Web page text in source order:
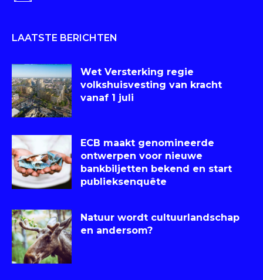
LAATSTE BERICHTEN
Wet Versterking regie
volkshuisvesting van kracht
vanaf 1 juli
ECB maakt genomineerde
ontwerpen voor nieuwe
bankbiljetten bekend en start
publieksenquête
Natuur wordt cultuurlandschap
en andersom?